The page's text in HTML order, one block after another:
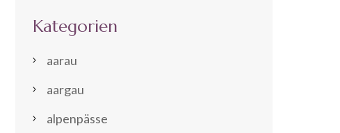
Kategorien
aarau
aargau
alpenpässe